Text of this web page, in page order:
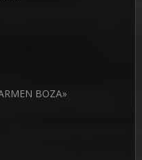
BOZA»